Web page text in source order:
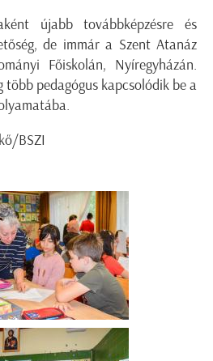
újabb továbbképzésre és
de immár a Szent Atanáz
Főiskolán, Nyíregyházán.
több pedagógus kapcsolódik be a
BSZI